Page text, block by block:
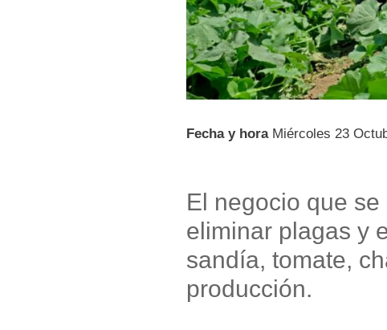
Fecha y hora Miércoles 23
El negocio que
eliminar plagas y
sandía, tomate,
producción.